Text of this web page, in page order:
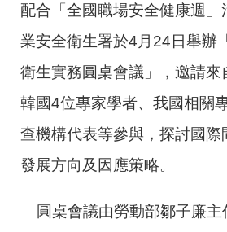
配合「全國職場安全健康週」
業安全衛生署於4月24日舉辦
衛生實務圓桌會議」，邀請來
韓國4位專家學者、我國相關
查機構代表等參與，探討國際
發展方向及因應策略。
圓桌會議由勞動部鄒子廉主